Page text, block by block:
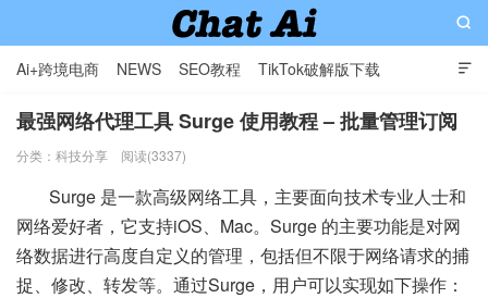

Ai+跨境电商 NEWS SEO教程 TikTok破解版下载
软件分享 影视分享 Contact

最强网络代理工具 Surge 使用教程 – 批量管理订阅
分类： 科技分享 阅读(3337)
Surge 是一款高级网络工具，主要面向技术专业人士和
网络爱好者，它支持iOS、Mac。Surge 的主要功能是对网
络数据进行高度自定义的管理，包括但不限于网络请求的捕
捉、修改、转发等。通过Surge，用户可以实现如下操作：